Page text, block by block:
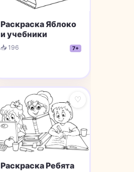
Раскраска Яблоко
и учебники
📥 196 7+
♡
Раскраска Ребята